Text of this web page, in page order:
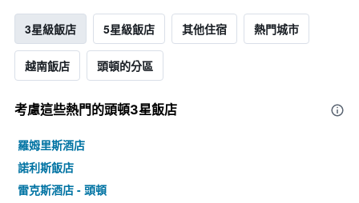
3星級飯店 5星級飯店 其他住宿 熱門城市
越南飯店 頭頓的分區
考慮這些熱門的頭頓3星​飯店
羅姆里斯酒店
諾利斯飯店
雷克斯酒店 - 頭頓